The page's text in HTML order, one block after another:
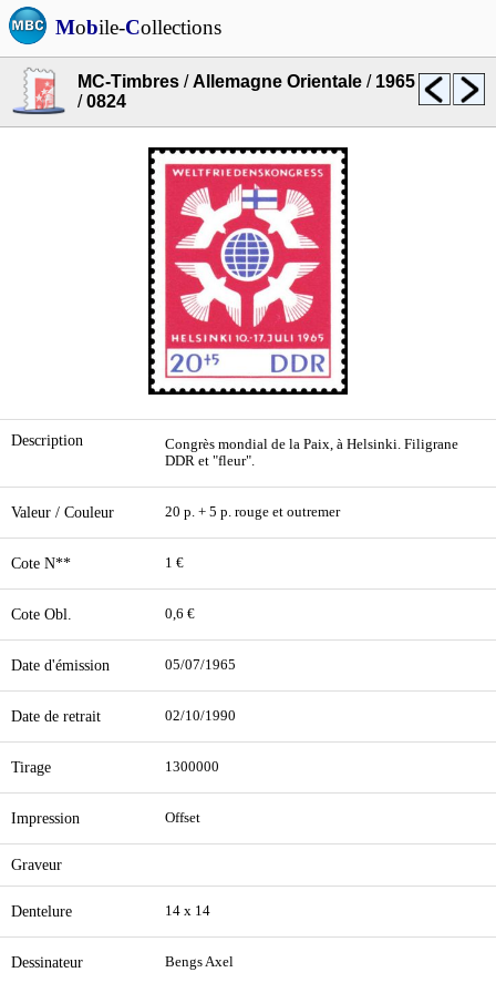
Mobile-Collections
MC-Timbres /Allemagne Orientale / 1965
/0824
Description
Congrès mondial de la Paix, à Helsinki. Filigrane
DDR et "fleur".
Valeur / Couleur 20 p. + 5 p. rouge et outremer
Cote N** 1 €
Cote Obl. 0,6 €
Date d'émission 05/07/1965
Date de retrait 02/10/1990
Tirage 1300000
Impression Offset
Graveur
Dentelure 14 x 14
Dessinateur Bengs Axel